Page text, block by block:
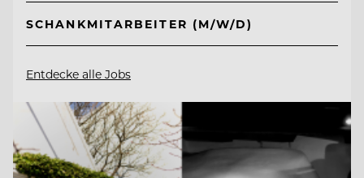
SCHANKMITARBEITER (M/W/D)
Entdecke alle Jobs